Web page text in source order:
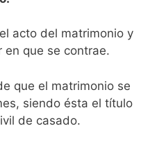
acto del matrimonio y
en que se contrae.
que el matrimonio se
siendo ésta el título
de casado.